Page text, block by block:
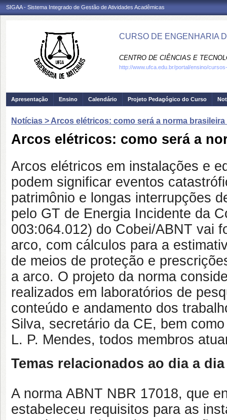
SIGAA - Sistema Integrado de Gestão de Atividades Acadêmicas
CURSO DE ENGENHARIA
CENTRO DE CIÊNCIAS E
http://www.ufca.edu.br/portal/ensino/
Apresentação Ensino Calendário Projeto Pedagógico do Curso
Notícias > Arcos elétricos: como será a norma
Arcos elétricos: como será a
Arcos elétricos em instalações e
podem significar eventos
patrimônio e longas interrupções
pelo GT de Energia Incidente da
003:064.012) do Cobei/ABNT vai
arco, com cálculos para a
de meios de proteção e
a arco. O projeto da norma
realizados em laboratórios de
conteúdo e andamento dos
Silva, secretário da CE, bem
L. P. Mendes, todos membros
Temas relacionados ao dia a
A norma ABNT NBR 17018, que
estabeleceu requisitos para as